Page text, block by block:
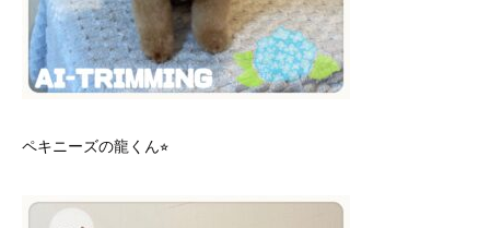
ペキニーズの龍くん⭐︎